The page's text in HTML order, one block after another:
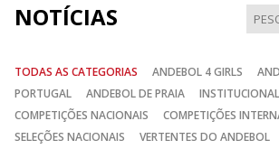
NOTÍCIAS
TODAS AS CATEGORIAS ANDEBOL 4 GIRLS
PORTUGAL
ANDEBOL DE PRAIA
INSTITUCIONAL
COMPETIÇÕES NACIONAIS
COMPETIÇÕES
SELEÇÕES NACIONAIS
VERTENTES DO ANDEBOL